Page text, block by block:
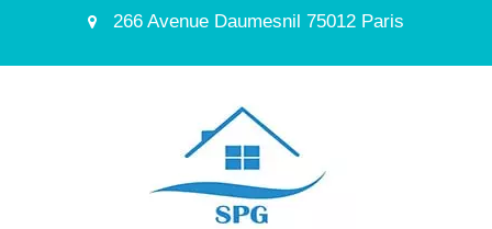
266 Avenue Daumesnil 75012 Paris